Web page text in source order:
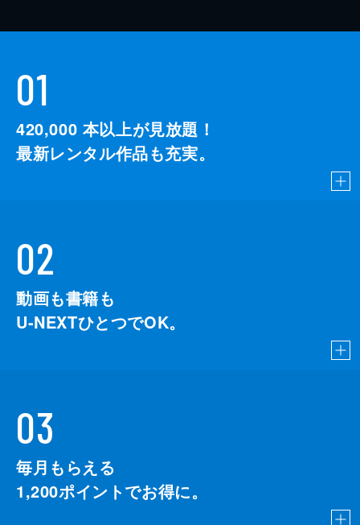
01
420,000 本以上が見放題！
最新レンタル作品も充実。
02
動画も書籍も
U-NEXTひとつでOK。
03
毎月もらえる
1,200ポイントでお得に。